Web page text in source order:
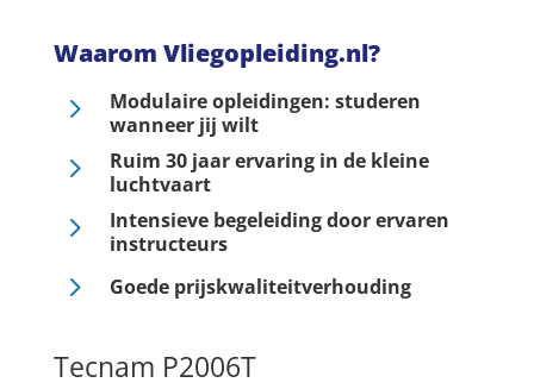
Waarom Vliegopleiding.nl?
5
Modulaire opleidingen: studeren
wanneer jij wilt
5
Ruim 30 jaar ervaring in de kleine
luchtvaart
5
Intensieve begeleiding door ervaren
instructeurs
5 Goede prijskwaliteitverhouding
Tecnam P2006T